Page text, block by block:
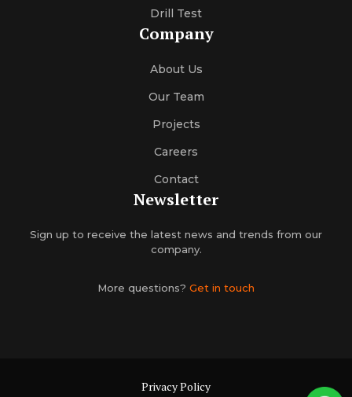
Drill Test
Company
About Us
Our Team
Projects
Careers
Contact
Newsletter
Sign up to receive the latest news and trends from our
company.
More questions? Get in touch
Privacy Policy